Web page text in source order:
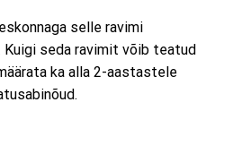
selle ravimi
seda ravimit võib teatud
ka alla 2-aastastele